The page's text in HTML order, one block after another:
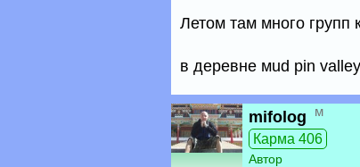
Летом там много групп
в деревне мud pin
mifolog
м
Карма 406
Автор